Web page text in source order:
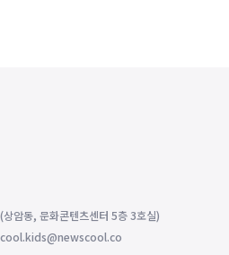
암동, 문화콘텐츠센터 5층 3호실)